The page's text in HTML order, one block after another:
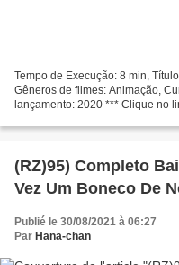
Tempo de Execução: 8 min,
Gêneros de filmes: Animação,
lançamento: 2020 *** Clique no
(RZ)95) Completo
Vez Um Boneco De
Publié le 30/08/2021 à 06:27
Par Hana-chan